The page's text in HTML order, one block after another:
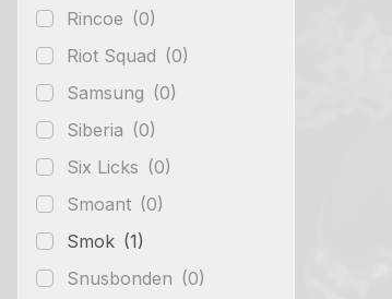
Rincoe (0)
Riot Squad (0)
Samsung (0)
Siberia (0)
Six Licks (0)
Smoant (0)
Smok (1)
Snusbonden (0)